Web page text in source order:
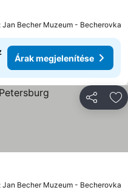
Jan Becher Muzeum - Becherovka
Árak megjelenítése
Jan Becher Muzeum - Becherovka